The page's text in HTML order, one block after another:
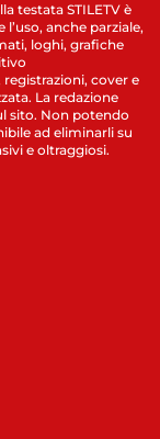
testata STILETV è
anche parziale,
loghi, grafiche
cover e
La redazione
sito. Non potendo
ad eliminarli su
e oltraggiosi.